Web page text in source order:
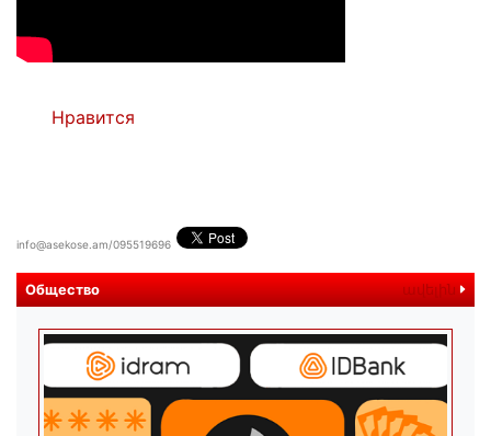
Нравится
info@asekose.am/095519696
Общество ավելին